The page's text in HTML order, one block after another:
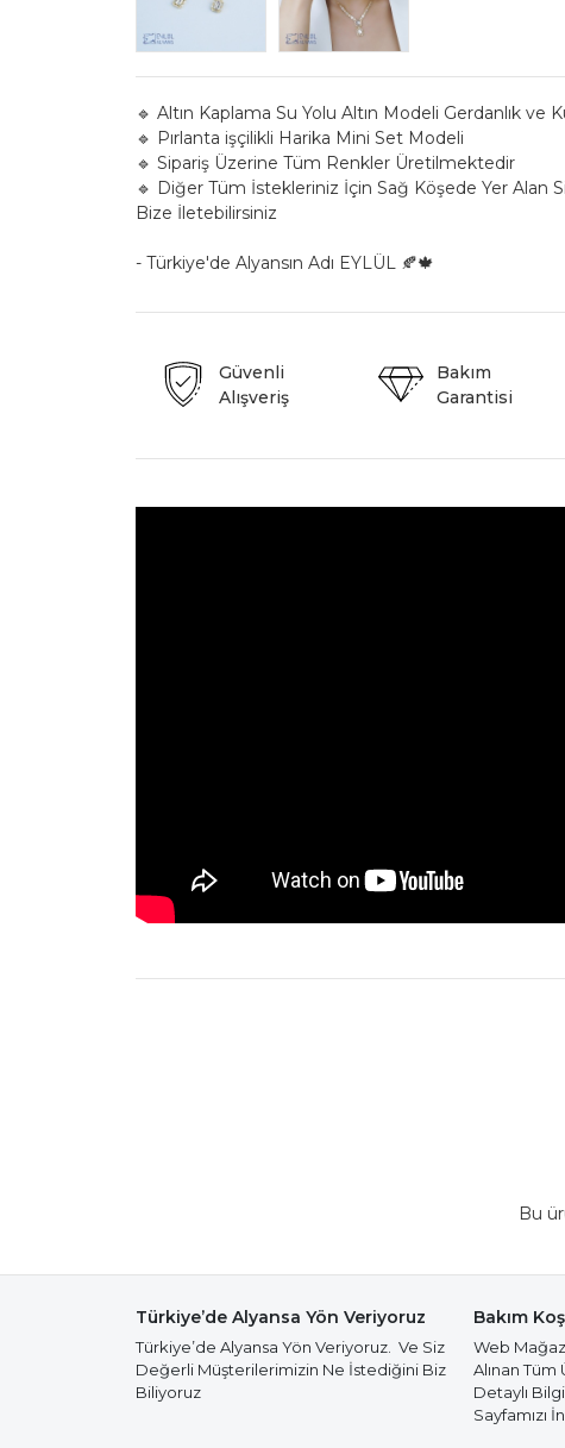
🔹 Altın Kaplama Su Yolu Altın Modeli Gerdanlık ve
🔹 Pırlanta işçilikli Harika Mini Set Modeli
🔹 Sipariş Üzerine Tüm Renkler Üretilmektedir
🔹 Diğer Tüm İstekleriniz İçin Sağ Köşede Yer Alan
Bize İletebilirsiniz
- Türkiye'de Alyansın Adı EYLÜL 🍂🍁
Güvenli
Alışveriş
Bakım
Garantisi
Bu
Türkiye’de Alyansa Yön Veriyoruz
Türkiye’de Alyansa Yön Veriyoruz. Ve Siz
Değerli Müşterilerimizin Ne İstediğini Biz
Biliyoruz
Bakım
Web
Alınan Tüm
Detaylı
Sayfamızı